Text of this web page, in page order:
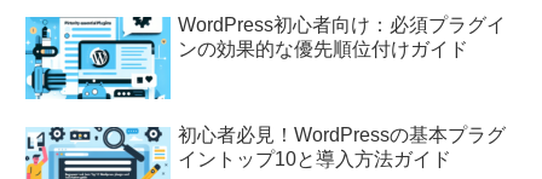
WordPress初心者向け：必須プラグイ
ンの効果的な優先順位付けガイド
初心者必見！WordPressの基本プラグ
イントップ10と導入方法ガイド